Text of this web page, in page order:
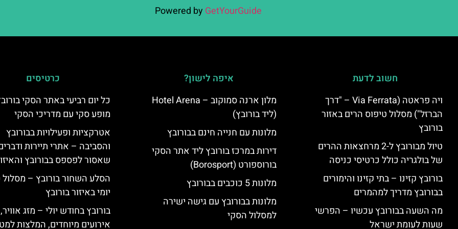
Powered by GetYourGuide
חשוב לדעת
ויה פראטה (Via Ferrata – "דרך
הברזל") מסלול טיפוס הרים באזור
בורובץ
טיול מבורובץ ל-2 מרחצאות ההרים
של בולגריה כולל כרטיסי כניסה
בורובץ קזינו – בתי קזינו והימורים
בבורובץ מדריך למהמרים
מה השעה בבורובץ עכשיו – הפרשי
שעות לעומת ישראל
איפה לישון?
מלון ארנה סמוקוב – Hotel Arena
(ליד בורובץ)
מלונות עם חנייה חינם בבורובץ
דירות במרכז בורובץ ליד אתר הסקי
בורוספורט (Borosport)
מלונות 5 כוכבים בבורובץ
מלונות בבורובץ עם גישה ישירה
למסלול הסקי
כרטיסים
כל יום רביעי באתר הסקי
מופע סקי עם מדריכי הסקי
אטרקציות ופעילויות בבורובץ
והסביבה – אתרי תיירות
שאסור לפספס בבורובץ
הסלע השחור בורובץ – מסלול
יומי באיזור בורובץ
בורובץ בחודש יולי – מזג
אירועים מיוחדים, המלצות